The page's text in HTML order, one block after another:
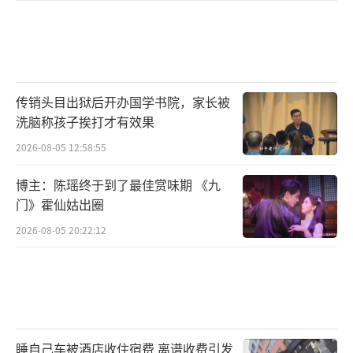
传销头目出狱后开办国学书院，家长被
洗脑称孩子挨打才有效果
2026-08-05 12:58:55
博主：陈瑶终于到了最佳赏味期 《九
门》霍仙姑出圈
2026-08-05 20:22:12
睡自己车被酒店收住宿费 离谱收费引发